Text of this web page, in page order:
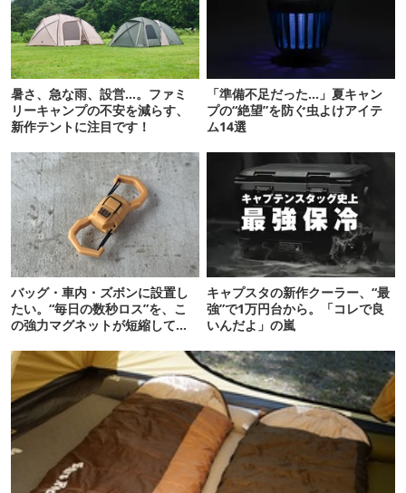
暑さ、急な雨、設営…。ファミ
リーキャンプの不安を減らす、
新作テントに注目です！
「準備不足だった…」夏キャン
プの“絶望”を防ぐ虫よけアイテ
ム14選
バッグ・車内・ズボンに設置し
たい。“毎日の数秒ロス”を、こ
の強力マグネットが短縮してく
キャプスタの新作クーラー、“最
強”で1万円台から。「コレで良
いんだよ」の嵐